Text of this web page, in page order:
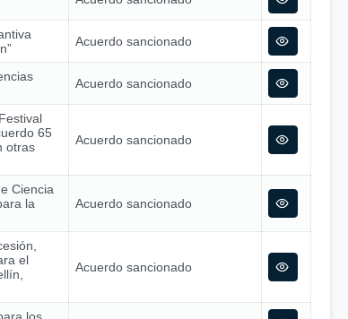
Acuerdo sancionado
Acuerdo sancionado
65
otras
Acuerdo sancionado
Ciencia
la
Acuerdo sancionado
el
Acuerdo sancionado